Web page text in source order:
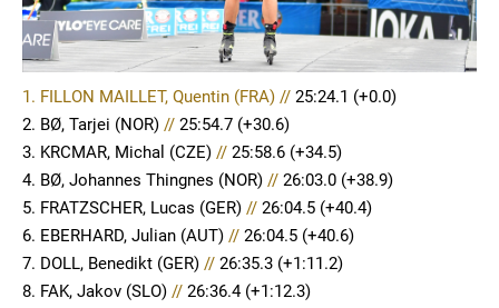
1. FILLON MAILLET, Quentin (FRA) // 25:24.1 (+0.0)
2. BØ, Tarjei (NOR) //25:54.7 (+30.6)
3. KRCMAR, Michal (CZE) //25:58.6 (+34.5)
4. BØ, Johannes Thingnes (NOR) //26:03.0 (+38.9)
5. FRATZSCHER, Lucas (GER) //26:04.5 (+40.4)
6. EBERHARD, Julian (AUT) //26:04.5 (+40.6)
7. DOLL, Benedikt (GER) //26:35.3 (+1:11.2)
8. FAK, Jakov (SLO) //26:36.4 (+1:12.3)